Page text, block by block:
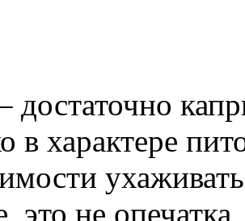
достаточно
в характере
это не